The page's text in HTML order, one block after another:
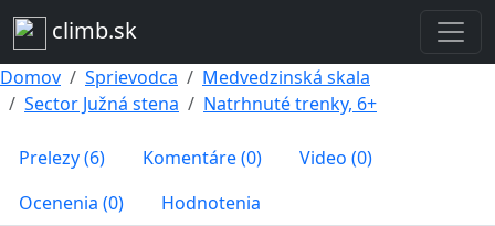
climb.sk
Domov Sprievodca
Medvedzinská skala
Sector Južná stena
Natrhnuté trenky, 6+
Prelezy (6) Komentáre (0)
Video (0)
Ocenenia (0)
Hodnotenia